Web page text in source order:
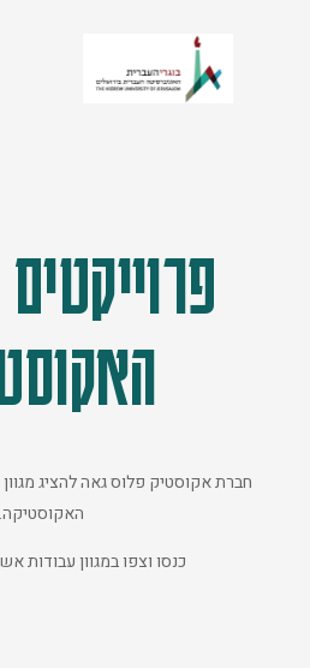
חברת אקוסטיק פלוס גאה להציג
האקוסטיקה.
כנסו וצפו במגוון עבודות